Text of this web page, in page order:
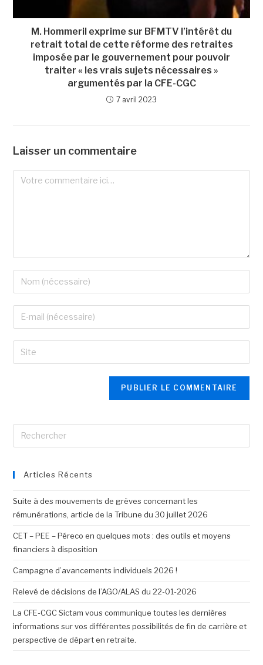
M. Hommeril exprime sur BFMTV l’intérêt du
retrait total de cette réforme des retraites
imposée par le gouvernement pour pouvoir
traiter « les vrais sujets nécessaires »
argumentés par la CFE-CGC
7 avril 2023
Laisser un commentaire
Articles Récents
Suite à des mouvements de grèves concernant les
rémunérations, article de la Tribune du 30 juillet 2026
CET – PEE – Péreco en quelques mots : des outils et moyens
financiers à disposition
Campagne d’avancements individuels 2026 !
Relevé de décisions de l’AGO/ALAS du 22-01-2026
La CFE-CGC Sictam vous communique toutes les dernières
informations sur vos différentes possibilités de fin de carrière et
perspective de départ en retraite.